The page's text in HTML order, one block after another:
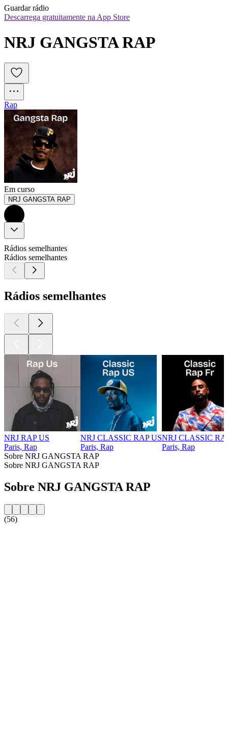
Guardar rádio
Descarrega gratuitamente na App Store
NRJ GANGSTA RAP
Rap
Em curso
NRJ GANGSTA RAP
Rádios semelhantes
Rádios semelhantes
Rádios semelhantes
NRJ RAP US
Paris, Rap
NRJ CLASSIC RAP US
Paris, Rap
NRJ CLASSIC
Paris, Rap
Sobre NRJ GANGSTA RAP
Sobre NRJ GANGSTA RAP
Sobre NRJ GANGSTA RAP
(56)